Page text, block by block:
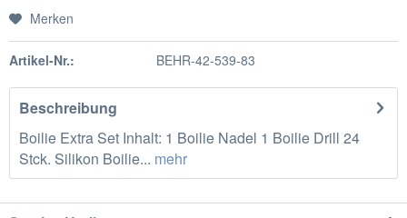
Merken
Artikel-Nr.: BEHR-42-539-83
Beschreibung
Boilie Extra Set Inhalt: 1 Boilie Nadel 1 Boilie Drill 24
Stck. Silikon Boilie... mehr